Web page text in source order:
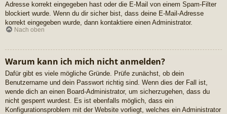
Adresse korrekt eingegeben hast oder die E-Mail von einem Spam-Filter
blockiert wurde. Wenn du dir sicher bist, dass deine E-Mail-Adresse
korrekt eingegeben wurde, dann kontaktiere einen Administrator.
Nach oben
Warum kann ich mich nicht anmelden?
Dafür gibt es viele mögliche Gründe. Prüfe zunächst, ob dein
Benutzername und dein Passwort richtig sind. Wenn dies der Fall ist,
wende dich an einen Board-Administrator, um sicherzugehen, dass du
nicht gesperrt wurdest. Es ist ebenfalls möglich, dass ein
Konfigurationsproblem mit der Website vorliegt, welches ein Administrator